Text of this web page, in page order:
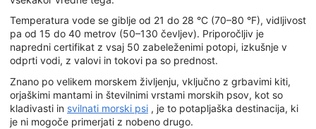
Temperatura vode se giblje od 21 do 28 °C (70–80 °F), vidljivost
pa od 15 do 40 metrov (50–130 čevljev). Priporočljiv je
napredni certifikat z vsaj 50 zabeleženimi potopi, izkušnje v
odprti vodi, z valovi in tokovi pa so prednost.
Znano po velikem morskem življenju, vključno z grbavimi kiti,
orjaškimi mantami in številnimi vrstami morskih psov, kot so
kladivasti in svilnati morski psi , je to potapljaška destinacija, ki
je ni mogoče primerjati z nobeno drugo.